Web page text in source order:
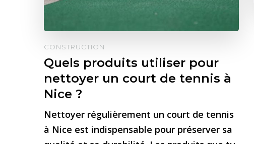
CONSTRUCTION
Quels produits utiliser pour
nettoyer un court de tennis à
Nice ?
Nettoyer régulièrement un court de tennis
à Nice est indispensable pour préserver sa